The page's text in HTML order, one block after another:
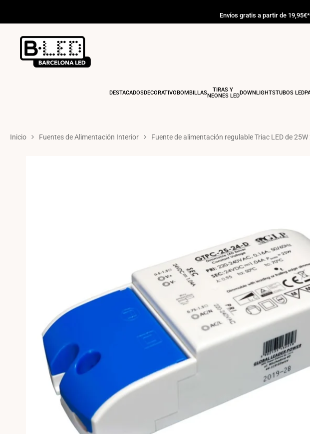
Envíos gratis a partir de
DESTACADOSDECORATIVOBOMBILLAS
TIRAS Y
NEONES LEDDOWNLIGHTSTUBOS LED
Inicio Fuentes de Alimentación Interior Fuente de alimentación regulable Triac LED de 25W